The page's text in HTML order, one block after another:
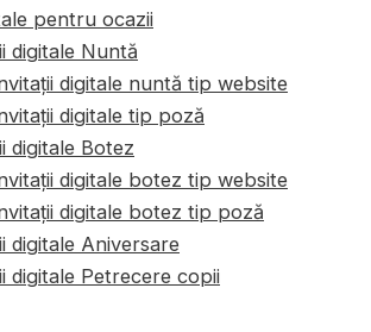
pentru ocazii
digitale Nuntă
digitale nuntă tip website
digitale tip poză
digitale Botez
digitale botez tip website
digitale botez tip poză
digitale Aniversare
digitale Petrecere copii